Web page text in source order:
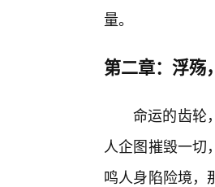
量。
第二章：浮殇
命运的齿轮
人企图摧毁一切
鸣人身陷险境，